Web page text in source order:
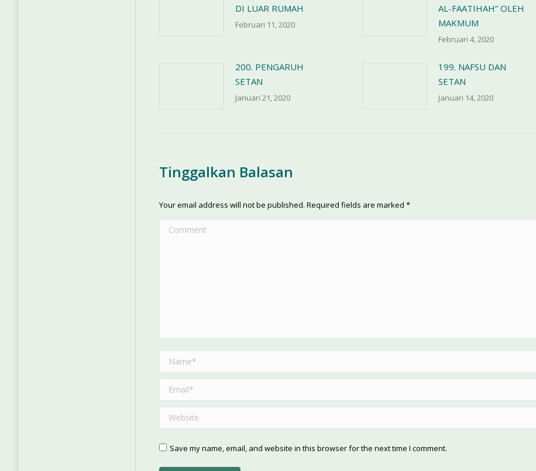
DI LUAR RUMAH
Februari 11, 2020
AL-FAATIHAH” OLEH
MAKMUM
Februari 4, 2020
200. PENGARUH
SETAN
Januari 21, 2020
199. NAFSU DAN
SETAN
Januari 14, 2020
Tinggalkan Balasan
Your email address will not be published. Required fields are marked *
Comment
Name *
Email *
Website
Save my name, email, and website in this browser for the next time I comment.